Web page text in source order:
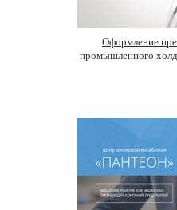
Оформление
промышленного